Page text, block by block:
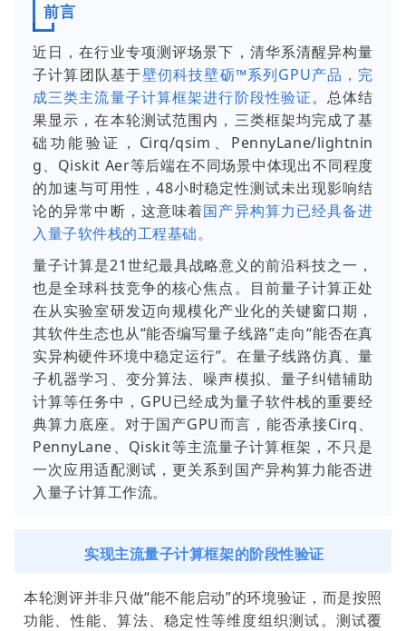
前言
近日，在行业专项测评场景下，清华系清醒异构量
子计算团队基于壁仞科技壁砺™系列GPU产品，完
成三类主流量子计算框架进行阶段性验证。总体结
果显示，在本轮测试范围内，三类框架均完成了基
础功能验证，Cirq/qsim、PennyLane/lightnin
g、Qiskit Aer等后端在不同场景中体现出不同程度
的加速与可用性，48小时稳定性测试未出现影响结
论的异常中断，这意味着国产异构算力已经具备进
入量子软件栈的工程基础。
量子计算是21世纪最具战略意义的前沿科技之一，
也是全球科技竞争的核心焦点。目前量子计算正处
在从实验室研发迈向规模化产业化的关键窗口期，
其软件生态也从“能否编写量子线路”走向“能否在真
实异构硬件环境中稳定运行”。在量子线路仿真、量
子机器学习、变分算法、噪声模拟、量子纠错辅助
计算等任务中，GPU已经成为量子软件栈的重要经
典算力底座。对于国产GPU而言，能否承接Cirq、
PennyLane、Qiskit等主流量子计算框架，不只是
一次应用适配测试，更关系到国产异构算力能否进
入量子计算工作流。
实现主流量子计算框架的阶段性验证
本轮测评并非只做“能不能启动”的环境验证，而是按照
功能、性能、算法、稳定性等维度组织测试。测试覆